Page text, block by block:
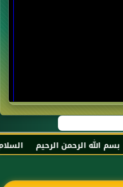
بسم الله الرحمن الرحيم